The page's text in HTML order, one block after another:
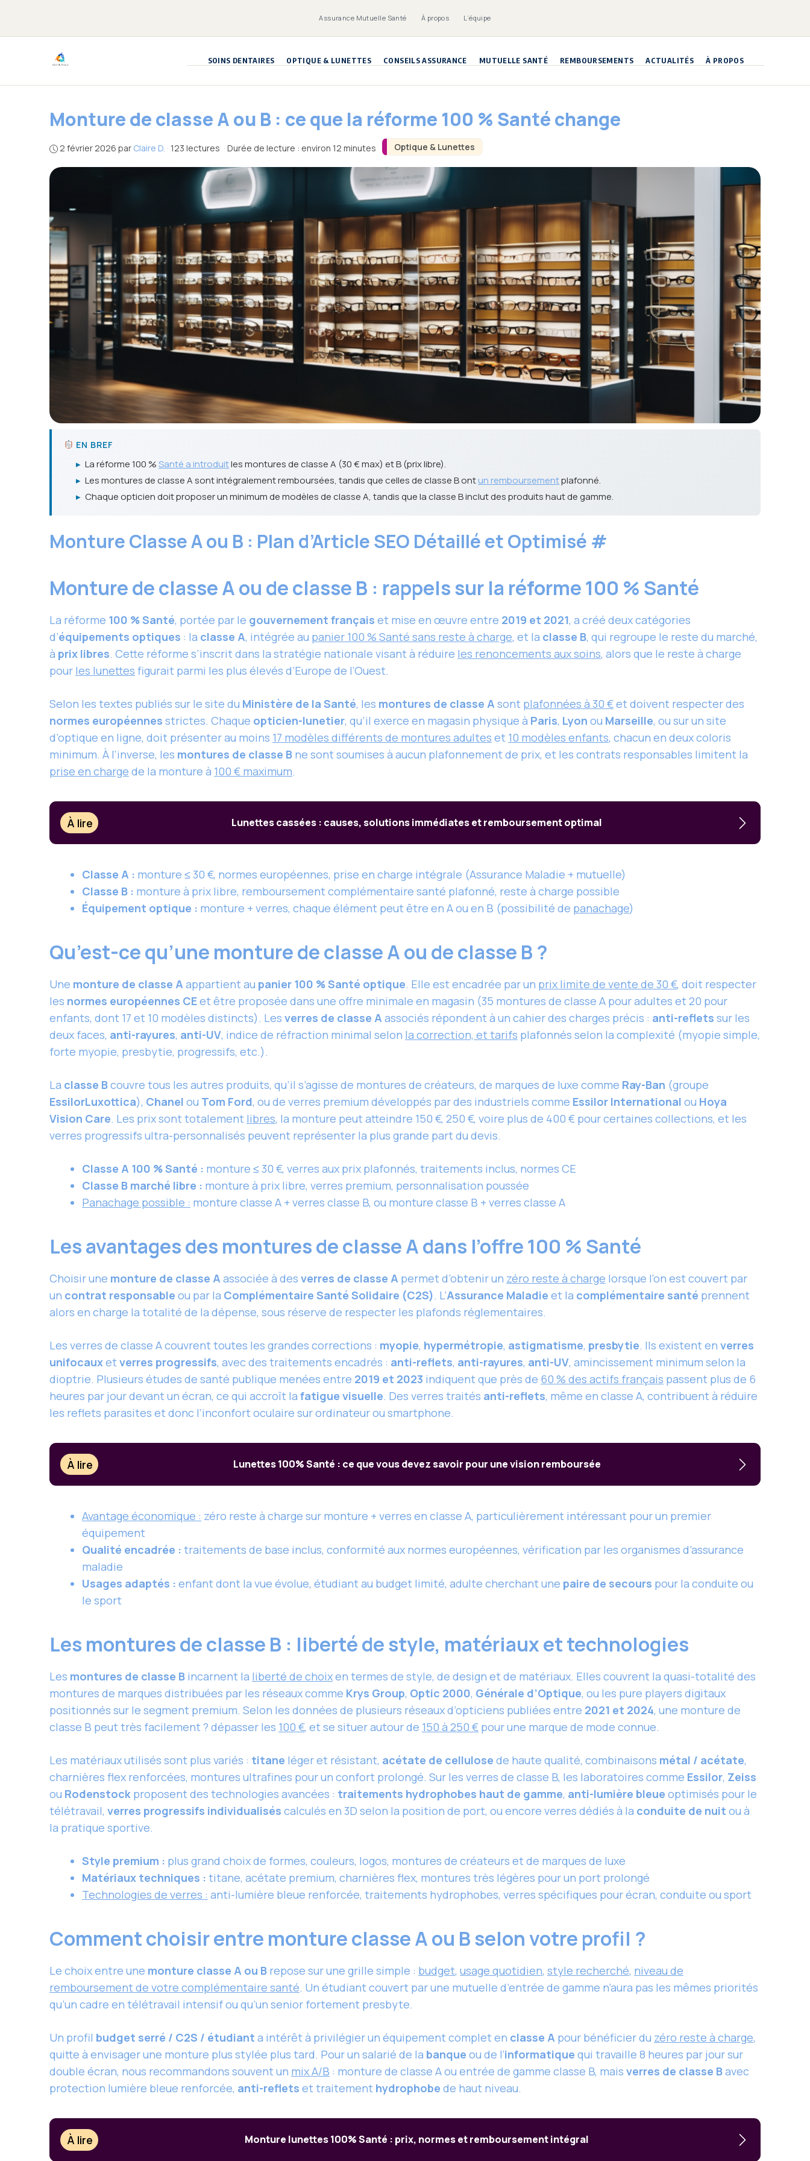
contenu
Assurance Mutuelle Santé À propos L’équipe
SOINS DENTAIRES OPTIQUE & LUNETTES CONSEILS ASSURANCE MUTUELLE SANTÉ REMBOURSEMENTS ACTUALITÉS À PROPOS
Optique & Lunettes
Monture de classe A ou B : ce que la réforme 100 % Santé change
2 février 2026 par Claire D. · 123 lectures · Durée de lecture : environ 12 minutes
EN BREF
▸ La réforme 100 %Santé a introduitles montures de classe A (30 € max) et B (prix libre).
▸ Les montures de classe A sont intégralement remboursées, tandis que celles de classe B ontun remboursementplafonné.
▸ Chaque opticien doit proposer un minimum de modèles de classe A, tandis que la classe B inclut des produits haut de gamme.
Monture Classe A ou B : Plan d’Article SEO Détaillé et Optimisé #
Monture de classe A ou de classe B : rappels sur la réforme 100 % Santé
La réforme 100 % Santé, portée par le gouvernement français et mise en œuvre entre 2019 et 2021, a créé deux catégories
d’équipements optiques : la classe A, intégrée au panier 100 % Santé sans reste à charge, et la classe B, qui regroupe le reste du marché,
à prix libres. Cette réforme s’inscrit dans la stratégie nationale visant à réduire les renoncements aux soins, alors que le reste à charge
pour les lunettes figurait parmi les plus élevés d’Europe de l’Ouest.
Selon les textes publiés sur le site du Ministère de la Santé, les montures de classe A sont plafonnées à 30 €et doivent respecter des
normes européennes strictes. Chaque opticien-lunetier, qu’il exerce en magasin physique à Paris, Lyon ou Marseille, ou sur un site
d’optique en ligne, doit présenter au moins 17 modèles différents de montures adultes et 10 modèles enfants, chacun en deux coloris
minimum. À l’inverse, les montures de classe B ne sont soumises à aucun plafonnement de prix, et les contrats responsables limitent la
prise en charge de la monture à 100 € maximum.
À lire Lunettes cassées : causes, solutions immédiates et remboursement optimal
Classe A : monture ≤ 30 €, normes européennes, prise en charge intégrale (Assurance Maladie + mutuelle)
Classe B : monture à prix libre, remboursement complémentaire santé plafonné, reste à charge possible
Équipement optique : monture + verres, chaque élément peut être en A ou en B (possibilité de panachage)
Qu’est-ce qu’une monture de classe A ou de classe B ?
Une monture de classe A appartient au panier 100 % Santé optique. Elle est encadrée par un prix limite de vente de 30 €, doit respecter
les normes européennes CEet être proposée dans une offre minimale en magasin (35 montures de classe A pour adultes et 20 pour
enfants, dont 17 et 10 modèles distincts). Les verres de classe A associés répondent à un cahier des charges précis : anti-reflets sur les
deux faces, anti-rayures, anti-UV, indice de réfraction minimal selon la correction, et tarifs plafonnés selon la complexité (myopie simple,
forte myopie, presbytie, progressifs, etc.).
La classe Bcouvre tous les autres produits, qu’il s’agisse de montures de créateurs, de marques de luxe comme Ray-Ban (groupe
EssilorLuxottica), Chanel ou Tom Ford, ou de verres premium développés par des industriels comme Essilor International ou Hoya
Vision Care. Les prix sont totalement libres, la monture peut atteindre 150 €, 250 €, voire plus de 400 € pour certaines collections, et les
verres progressifs ultra-personnalisés peuvent représenter la plus grande part du devis.
Classe A 100 % Santé : monture ≤ 30 €, verres aux prix plafonnés, traitements inclus, normes CE
Classe B marché libre : monture à prix libre, verres premium, personnalisation poussée
Panachage possible : monture classe A + verres classe B, ou monture classe B + verres classe A
Les avantages des montures de classe A dans l’offre 100 % Santé
Choisir une monture de classe A associée à des verres de classe A permet d’obtenir un zéro reste à charge lorsque l’on est couvert par
un contrat responsable ou par la Complémentaire Santé Solidaire (C2S). L’Assurance Maladie et la complémentaire santé prennent
alors en charge la totalité de la dépense, sous réserve de respecter les plafonds réglementaires.
Les verres de classe A couvrent toutes les grandes corrections : myopie, hypermétropie, astigmatisme, presbytie. Ils existent en verres
unifocauxetverres progressifs, avec des traitements encadrés : anti-reflets, anti-rayures, anti-UV, amincissement minimum selon la
dioptrie. Plusieurs études de santé publique menées entre 2019 et 2023 indiquent que près de 60 % des actifs français passent plus de 6
heures par jour devant un écran, ce qui accroît la fatigue visuelle. Des verres traités anti-reflets, même en classe A, contribuent à réduire
les reflets parasites et donc l’inconfort oculaire sur ordinateur ou smartphone.
À lire Lunettes 100% Santé : ce que vous devez savoir pour une vision remboursée
Avantage économique : zéro reste à charge sur monture + verres en classe A, particulièrement intéressant pour un premier
équipement
Qualité encadrée : traitements de base inclus, conformité aux normes européennes, vérification par les organismes d’assurance
maladie
Usages adaptés : enfant dont la vue évolue, étudiant au budget limité, adulte cherchant une paire de secours pour la conduite ou
le sport
Les montures de classe B : liberté de style, matériaux et technologies
Les montures de classe B incarnent la liberté de choixen termes de style, de design et de matériaux. Elles couvrent la quasi-totalité des
montures de marques distribuées par les réseaux comme Krys Group, Optic 2000, Générale d’Optique, ou les pure players digitaux
positionnés sur le segment premium. Selon les données de plusieurs réseaux d’opticiens publiées entre 2021 et 2024, une monture de
classe B peut très facilement ? dépasser les 100 €, et se situer autour de 150 à 250 € pour une marque de mode connue.
Les matériaux utilisés sont plus variés : titane léger et résistant, acétate de cellulose de haute qualité, combinaisons métal / acétate,
charnières flex renforcées, montures ultrafines pour un confort prolongé. Sur les verres de classe B, les laboratoires comme Essilor, Zeiss
ou Rodenstock proposent des technologies avancées : traitements hydrophobes haut de gamme, anti-lumière bleue optimisés pour le
télétravail, verres progressifs individualisés calculés en 3D selon la position de port, ou encore verres dédiés à la conduite de nuit ou à
la pratique sportive.
Style premium : plus grand choix de formes, couleurs, logos, montures de créateurs et de marques de luxe
Matériaux techniques : titane, acétate premium, charnières flex, montures très légères pour un port prolongé
Technologies de verres : anti-lumière bleue renforcée, traitements hydrophobes, verres spécifiques pour écran, conduite ou sport
Comment choisir entre monture classe A ou B selon votre profil ?
Le choix entre une monture classe A ou B repose sur une grille simple : budget, usage quotidien, style recherché, niveau de
remboursement de votre complémentaire santé. Un étudiant couvert par une mutuelle d’entrée de gamme n’aura pas les mêmes priorités
qu’un cadre en télétravail intensif ou qu’un senior fortement presbyte.
Un profil budget serré / C2S / étudiant a intérêt à privilégier un équipement complet en classe A pour bénéficier du zéro reste à charge,
quitte à envisager une monture plus stylée plus tard. Pour un salarié de la banque ou de l’informatique qui travaille 8 heures par jour sur
double écran, nous recommandons souvent un mix A/B : monture de classe A ou entrée de gamme classe B, mais verres de classe Bavec
protection lumière bleue renforcée, anti-reflets et traitement hydrophobe de haut niveau.
À lire Monture lunettes 100% Santé : prix, normes et remboursement intégral